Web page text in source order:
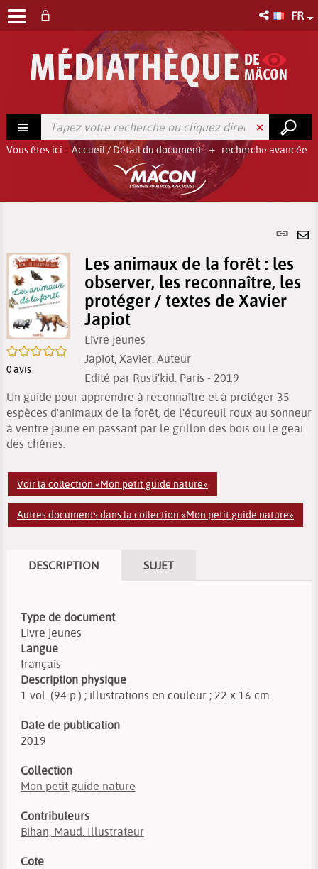
FR
recherche avancée
Vous êtes ici : Accueil/ Détail du document
Lien
/5
0avis
Les animaux de la forêt : les
observer, les reconnaître, les
protéger / textes de Xavier
Japiot
Livre jeunes
Japiot, Xavier. Auteur
Edité par Rusti'kid. Paris - 2019
Un guide pour apprendre à reconnaître et à protéger 35
espèces d'animaux de la forêt, de l'écureuil roux au sonneur
à ventre jaune en passant par le grillon des bois ou le geai
des chênes.
Voir la collection «Mon petit guide nature»
Autres documents dans la collection «Mon petit guide nature»
DESCRIPTION SUJET
Type de document
Livre jeunes
Langue
français
Description physique
1 vol. (94 p.) ; illustrations en couleur ; 22 x 16 cm
Date de publication
2019
Collection
Mon petit guide nature
Contributeurs
Bihan, Maud. Illustrateur
Cote